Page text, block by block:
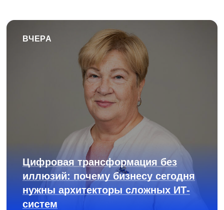
ВЧЕРА
Цифровая трансформация без
иллюзий: почему бизнесу сегодня
нужны архитекторы сложных ИТ-
систем